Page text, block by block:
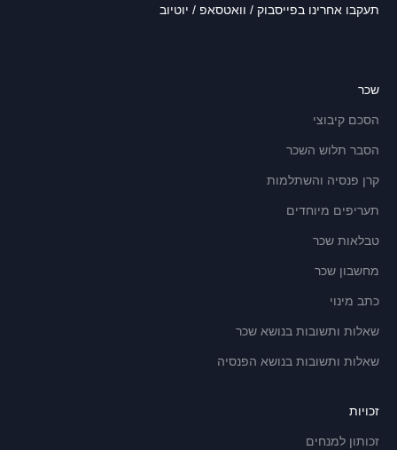
תעקבו אחרינו בפייסבוק / וואטסאפ / יוטיוב
שכר
הסכם קיבוצי
הסבר תלוש השכר
קרן פנסיה והשתלמות
תעריפים מיוחדים
טבלאות שכר
מחשבון שכר
כתב מינוי
שאלות ותשובות בנושא שכר
שאלות ותשובות בנושא הפנסיה
זכויות
זכותון למנחים